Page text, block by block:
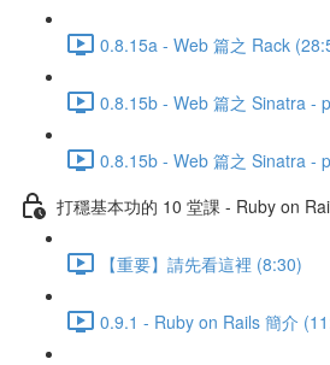
0.8.15a - Web 篇之 Rack
0.8.15b - Web 篇之 Sinatra -
0.8.15b - Web 篇之 Sinatra -
打穩基本功的 10 堂課 - Ruby on
【重要】請先看這裡 (8:30)
0.9.1 - Ruby on Rails 簡介